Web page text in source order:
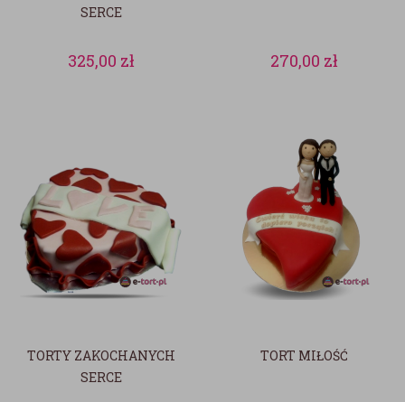
SERCE
325,00 zł 270,00 zł
TORTY ZAKOCHANYCH
SERCE
TORT MIŁOŚĆ